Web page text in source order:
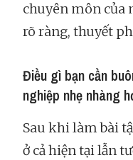
chuyên môn của
rõ ràng, thuyết
Điều gì bạn cần
nghiệp nhẹ nhàng
Sau khi làm bài
ở cả hiện tại lẫn